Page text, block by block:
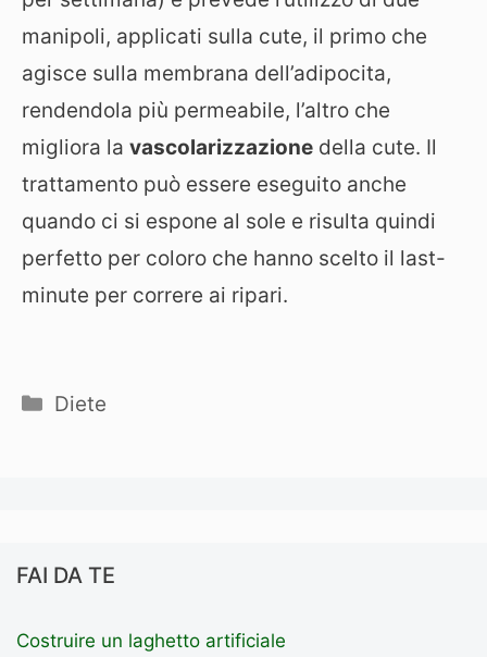
manipoli, applicati sulla cute, il primo che
agisce sulla membrana dell’adipocita,
rendendola più permeabile, l’altro che
migliora la vascolarizzazione della cute. Il
trattamento può essere eseguito anche
quando ci si espone al sole e risulta quindi
perfetto per coloro che hanno scelto il last-
minute per correre ai ripari.
Categorie
Diete
FAI DA TE
Costruire un laghetto artificiale